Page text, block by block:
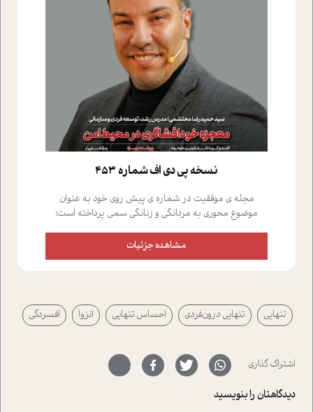
نسخه پي دي اف شماره 453
مجله ی موفقیت در شماره ی پیش روی خود به عنوان
موضوع محوری به مردانگی و زنانگی سمی پرداخته است؛
علیخواه، جامعه شناس در بخش های مختلف تلاش کرده ایم
از دریچه های گوناگون به این موضوع مهم بپردازیم.فصل
پیرامون آن آشنا می کند.در بخش دو فنجان داغ به سراغ افرادی
رفته ایم که موفقیت را در عمل به اثبات رسانده اند؛ سید
حمیدرضا محتشمی که بیست و پنجمین سال فعالیت حرفه
سر نهاده است و نیز کرامت عزیز زاده؛ سفیر صلح و دوستی که
با رکاب زدن در بیش از هفتاد کشور و کاشتن درخت، به نماد
حمایت از محیط زیست و منابع طبیعی تبدیل گشته
است.فصل روایت اجنبی ها در این شماره به دو موضوع
مشاهده جزئیات
تنهایی تنهایی درون‌فردی احساس تنهایی انزوا افسردگی
اشتراک گذاری
دیدگاهتان را بنویسید